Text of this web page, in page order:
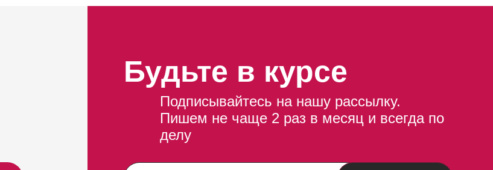
Будьте в курсе
Подписывайтесь на нашу рассылку.
Пишем не чаще 2 раз в месяц и всегда по
делу